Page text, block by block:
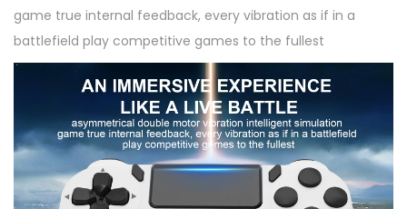
game true internal feedback, every vibration as if in a
battlefield play competitive games to the fullest